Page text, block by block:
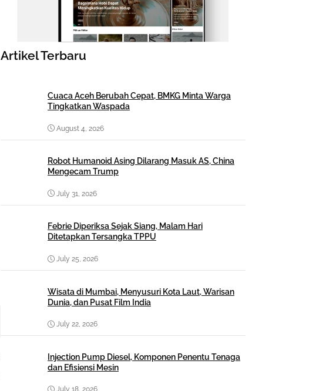
Artikel Terbaru
Cuaca Aceh Berubah Cepat, BMKG Minta Warga
Tingkatkan Waspada
August 4, 2026
Robot Humanoid Asing Dilarang Masuk AS, China
Mengecam Trump
July 31, 2026
Febrie Diperiksa Sejak Siang, Malam Hari
Ditetapkan Tersangka TPPU
July 25, 2026
Wisata di Mumbai, Menyusuri Kota Laut, Warisan
Dunia, dan Pusat Film India
July 22, 2026
Injection Pump Diesel, Komponen Penentu Tenaga
dan Efisiensi Mesin